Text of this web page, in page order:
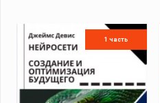
1 часть